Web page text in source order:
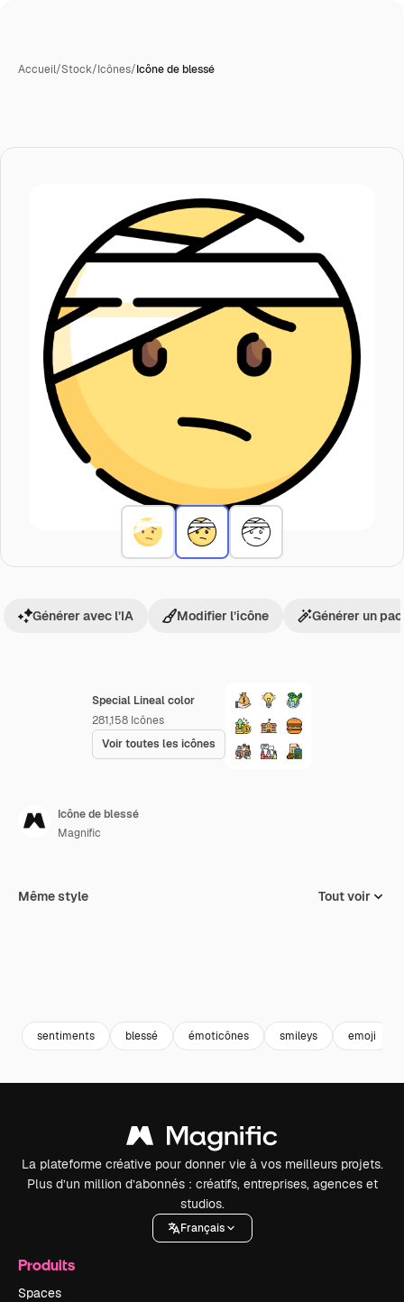
Accueil/Stock/Icônes/Icône de blessé
Special Lineal color
281,158 Icônes
Voir toutes les icônes
Générer avec l’IA Modifier l’icône Générer un
Icône de blessé
Magnific
Même style Tout voir
sentiments blessé émoticônes smileys emoji
La plateforme créative pour donner vie à vos meilleurs projets.
Plus d’un million d’abonnés : créatifs, entreprises, agences et
studios.
Français
Produits
Spaces